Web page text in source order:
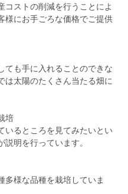
ストの削減を行うことによ
様にお手ごろな価格でご提供
も手に入れることのできな
は太陽のたくさん当たる畑に
培
るところを見てみたいとい
明を行っています。
多様な品種を栽培していま